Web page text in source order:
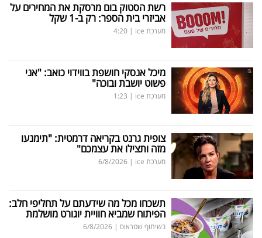
רשת הסטוק בום מרסקת את המחירים על
אביזרי בית הספר: רק ב-1 שקל
מערכת ice |
4:20
מיכל אנסקי חושפת בווידוי כואב: "אני
פשוט יושבת ובוכה"
מערכת ice |
1:23
צופית גרנט בקריאה דרמטית: "תימנעו
מזה ותצילו את עצמכם"
מערכת ice |
6/8/2026
תשכחו מכל מה שידעתם על תחליפי חלב:
הפיתוח שמביא חוויית יוגורט מושלמת
בשיתוף שטראוס |
6/8/2026